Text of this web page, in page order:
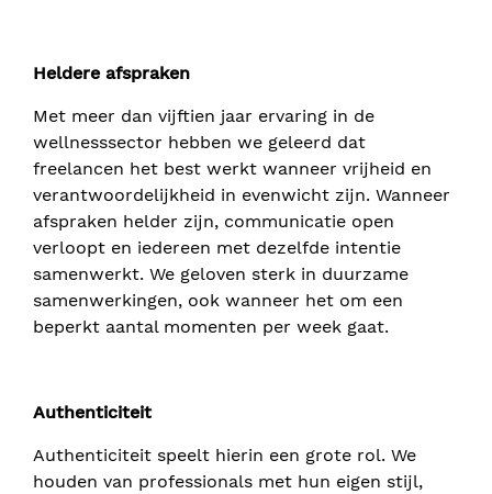
Heldere afspraken
Met meer dan vijftien jaar ervaring in de
wellnesssector hebben we geleerd dat
freelancen het best werkt wanneer vrijheid en
verantwoordelijkheid in evenwicht zijn. Wanneer
afspraken helder zijn, communicatie open
verloopt en iedereen met dezelfde intentie
samenwerkt. We geloven sterk in duurzame
samenwerkingen, ook wanneer het om een
beperkt aantal momenten per week gaat.
Authenticiteit
Authenticiteit speelt hierin een grote rol. We
houden van professionals met hun eigen stijl,